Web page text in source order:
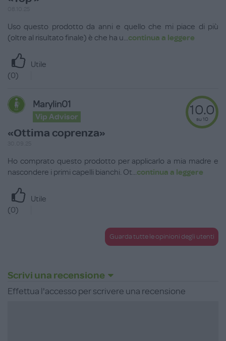
Uso questo prodotto da anni e quello che mi piace di più
(oltre al risultato finale) è che ha u...continua a leggere
Utile
(0)
Marylin01
Vip Advisor
«Ottima coprenza»
10.0
su 10
Ho comprato questo prodotto per applicarlo a mia madre e
nascondere i primi capelli bianchi. Ot...continua a leggere
Utile
(0)
Guarda tutte le opinioni degli utenti
Scrivi una recensione
Effettua l'accesso per scrivere una recensione